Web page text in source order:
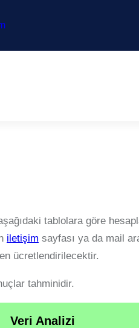
aşağıdaki tablolara göre
iletişim sayfası ya da mail
ücretlendirilecektir.
tahminidir.
Veri Analizi